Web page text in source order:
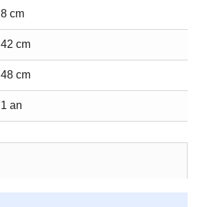
8 cm
42 cm
48 cm
1 an